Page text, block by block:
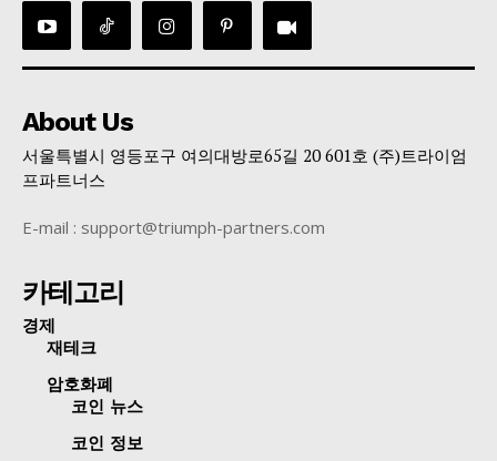
About Us
서울특별시 영등포구 여의대방로65길 20 601호 (주)트라이엄
프파트너스
E-mail : support@triumph-partners.com
카테고리
경제
재테크
암호화폐
코인 뉴스
코인 정보